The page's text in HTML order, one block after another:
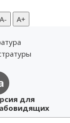
А- А+
для